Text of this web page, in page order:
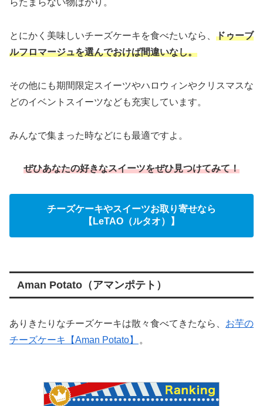
らたまらない物ばかり。
とにかく美味しいチーズケーキを食べたいなら、 ドゥーブ
ルフロマージュを選んでおけば間違いなし。
その他にも期間限定スイーツやハロウィンやクリスマスな
どのイベントスイーツなども充実しています。
みんなで集まった時などにも最適ですよ。
ぜひあなたの好きなスイーツをぜひ見つけてみて！
チーズケーキやスイーツお取り寄せなら
【LeTAO（ルタオ）】
Aman Potato（アマンポテト）
ありきたりなチーズケーキは散々食べてきたなら、 お芋の
チーズケーキ【Aman Potato】
。